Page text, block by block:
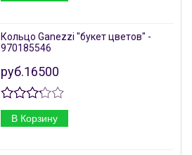
Кольцо Ganezzi "букет цветов" -
970185546
руб.16500
В Корзину